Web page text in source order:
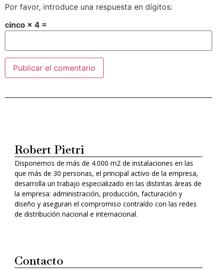
Por favor, introduce una respuesta en dígitos:
cinco × 4 =
Robert Pietri
Disponemos de más de 4.000 m2 de instalaciones en las
que más de 30 personas, el principal activo de la empresa,
desarrolla un trabajo especializado en las distintas áreas de
la empresa: administración, producción, facturación y
diseño y aseguran el compromiso contraído con las redes
de distribución nacional e internacional.
Contacto